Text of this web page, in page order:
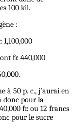
100 kil.
:
fr. 440,000
à 50 p. c., j’aurai en
donc pour la
fr. ou 12 francs
pour le sucre